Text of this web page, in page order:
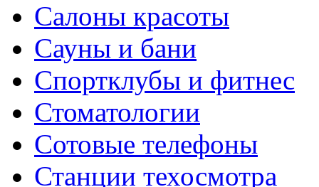
Салоны красоты
Сауны и бани
Спортклубы и фитнес
Стоматологии
Сотовые телефоны
Станции техосмотра